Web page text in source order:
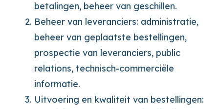
betalingen, beheer van geschillen.
Beheer van leveranciers: administratie,
beheer van geplaatste bestellingen,
prospectie van leveranciers, public
relations, technisch-commerciële
informatie.
Uitvoering en kwaliteit van bestellingen: